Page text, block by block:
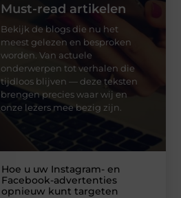
Must-read artikelen
Bekijk de blogs die nu het
meest gelezen en besproken
worden. Van actuele
onderwerpen tot verhalen die
tijdloos blijven — deze teksten
brengen precies waar wij en
onze lezers mee bezig zijn.
Hoe u uw Instagram- en
Facebook-advertenties
opnieuw kunt targeten